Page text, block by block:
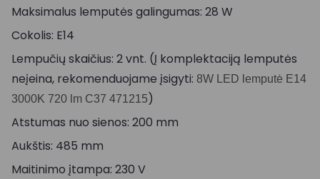
Maksimalus lemputės galingumas: 28 W
Cokolis: E14
Lempučių skaičius: 2 vnt. (Į komplektaciją lemputės
neįeina, rekomenduojame įsigyti: 8W LED lemputė E14
3000K 720 lm C37 471215)
Atstumas nuo sienos: 200 mm
Aukštis: 485 mm
Maitinimo įtampa: 230 V